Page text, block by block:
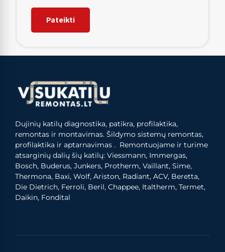
Dujinių katilų diagnostika, patikra, profilaktika,
remontas ir montavimas. Šildymo sistemų remontas,
profilaktika ir aptarnavimas . Remontuojame ir turime
atsarginių dalių šių katilų: Viessmann, Immergas,
Bosch, Buderus, Junkers, Protherm, Vaillant, Sime,
Thermona, Baxi, Wolf, Ariston, Radiant, ACV, Beretta,
Die Dietrich, Ferroli, Beril, Chappee, Italtherm, Termet,
Daikin, Fondital